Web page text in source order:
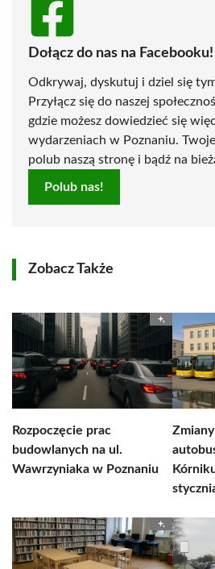
Dołącz do nas na Facebooku!
Odkrywaj, dyskutuj i dziel się
Przyłącz się do naszej
gdzie możesz dowiedzieć się
wydarzeniach w Poznaniu.
polub naszą stronę i bądź na
Polub nas!
Zobacz Także
Rozpoczęcie prac
budowlanych na ul.
Wawrzyniaka w Poznaniu